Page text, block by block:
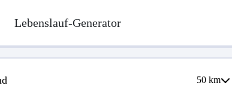
Lebenslauf-Generator
50km